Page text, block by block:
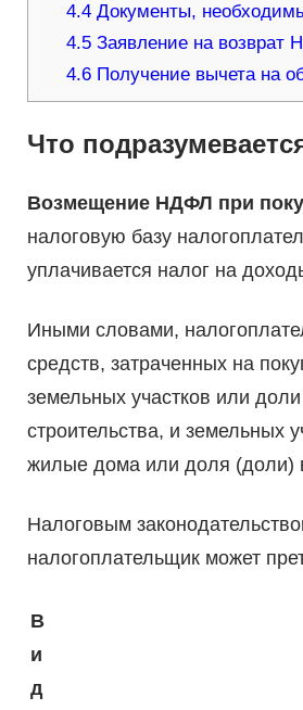
4.4 Документы,
4.5 Заявление на возврат
4.6 Получение вычета на
Что
Возмещение НДФЛ при
налоговую базу
уплачивается налог на
Иными словами,
средств, затраченных на
земельных участков или
строительства, и земельных
жилые дома или доля (доли)
Налоговым
налогоплательщик может
В
и
д